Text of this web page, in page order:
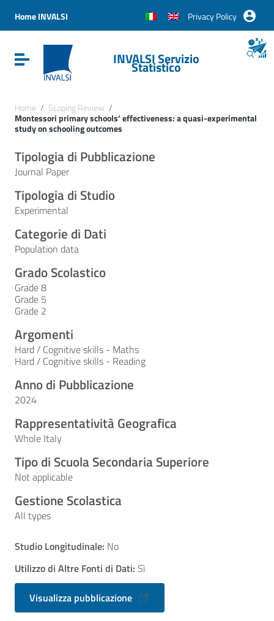
Vai al menu di navigazione
Vai al footer
Home INVALSI Privacy Policy
Attiva / disattiva la navigazioneINVALSI Servizio
Statistico
Home / Scoping Review /
Montessori primary schools’ effectiveness: a quasi-experimental
study on schooling outcomes
Tipologia di Pubblicazione
Journal Paper
Tipologia di Studio
Experimental
Categorie di Dati
Population data
Grado Scolastico
Grade 8
Grade 5
Grade 2
Argomenti
Hard / Cognitive skills - Maths
Hard / Cognitive skills - Reading
Anno di Pubblicazione
2024
Rappresentatività Geografica
Whole Italy
Tipo di Scuola Secondaria Superiore
Not applicable
Gestione Scolastica
All types
Studio Longitudinale: No
Utilizzo di Altre Fonti di Dati: Sì
Visualizza pubblicazione